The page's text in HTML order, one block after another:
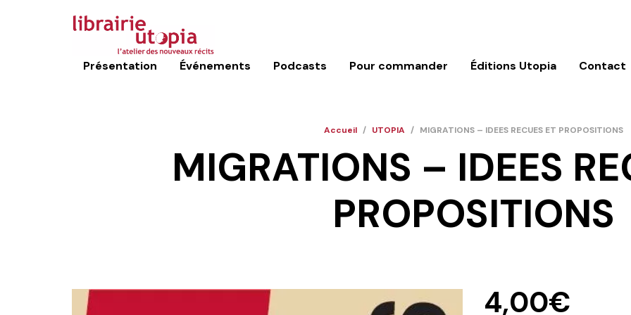
Présentation Événements Podcasts Pour commander Éditions Utopia Contact
Accueil / UTOPIA / MIGRATIONS – IDEES RECUES ET PROPOSITIONS
MIGRATIONS – IDEES
PROPOSITIONS
4,00€